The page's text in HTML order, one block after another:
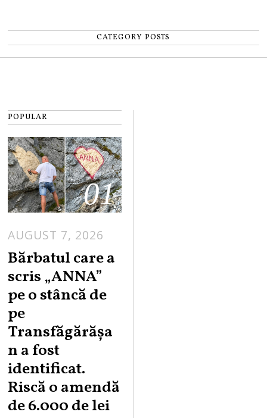
CATEGORY POSTS
POPULAR
01
AUGUST 7, 2026
Bărbatul care a
scris „ANNA”
pe o stâncă de
pe
Transfăgărășa
n a fost
identificat.
Riscă o amendă
de 6.000 de lei